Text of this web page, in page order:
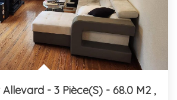
- 3 Pièce(s) - 68.0 M2 ,